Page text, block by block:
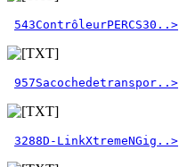
543ContrôleurPERCS30..>
957Sacochedetranspor..>
3288D-LinkXtremeNGig..>